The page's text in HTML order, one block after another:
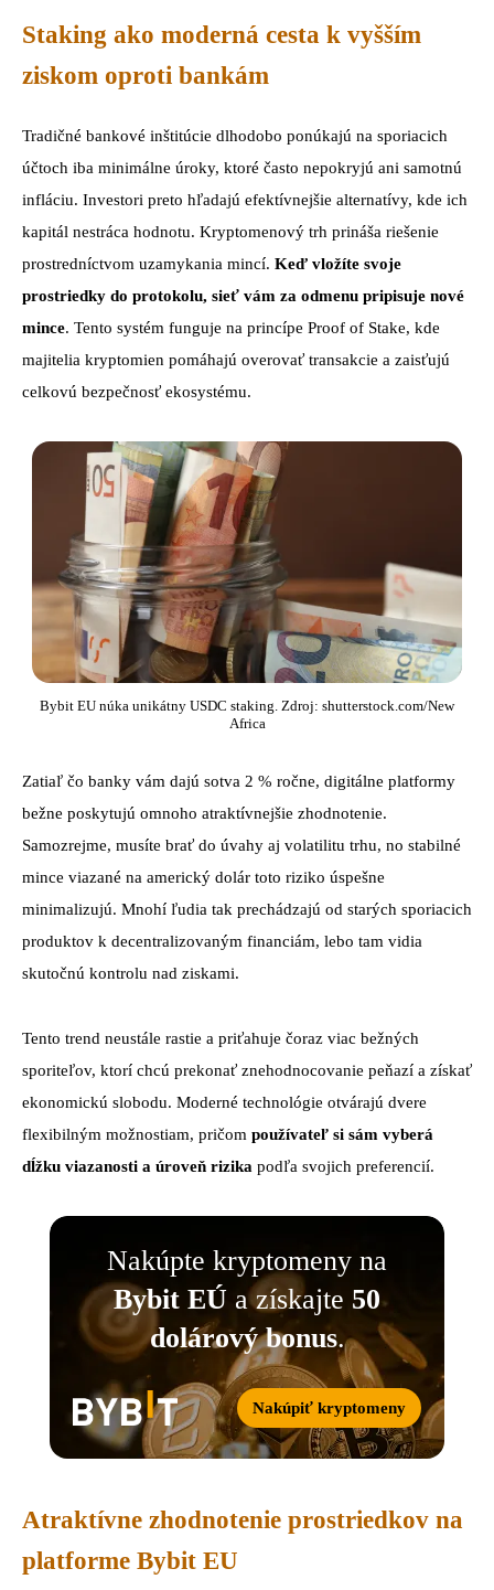
Staking ako moderná cesta k vyšším
ziskom oproti bankám
Tradičné bankové inštitúcie dlhodobo ponúkajú na sporiacich
účtoch iba minimálne úroky, ktoré často nepokryjú ani samotnú
infláciu. Investori preto hľadajú efektívnejšie alternatívy, kde ich
kapitál nestráca hodnotu. Kryptomenový trh prináša riešenie
prostredníctvom uzamykania mincí. Keď vložíte svoje
prostriedky do protokolu, sieť vám za odmenu pripisuje nové
mince. Tento systém funguje na princípe Proof of Stake, kde
majitelia kryptomien pomáhajú overovať transakcie a zaisťujú
celkovú bezpečnosť ekosystému.
Bybit EU núka unikátny USDC staking. Zdroj: shutterstock.com/New
Africa
Zatiaľ čo banky vám dajú sotva 2 % ročne, digitálne platformy
bežne poskytujú omnoho atraktívnejšie zhodnotenie.
Samozrejme, musíte brať do úvahy aj volatilitu trhu, no stabilné
mince viazané na americký dolár toto riziko úspešne
minimalizujú. Mnohí ľudia tak prechádzajú od starých sporiacich
produktov k decentralizovaným financiám, lebo tam vidia
skutočnú kontrolu nad ziskami.
Tento trend neustále rastie a priťahuje čoraz viac bežných
sporiteľov, ktorí chcú prekonať znehodnocovanie peňazí a získať
ekonomickú slobodu. Moderné technológie otvárajú dvere
flexibilným možnostiam, pričom používateľ si sám vyberá
dĺžku viazanosti a úroveň rizika podľa svojich preferencií.
Nakúpte kryptomeny na
Bybit EÚ a získajte 50
dolárový bonus.
Nakúpiť kryptomeny
Atraktívne zhodnotenie prostriedkov na
platforme Bybit EU